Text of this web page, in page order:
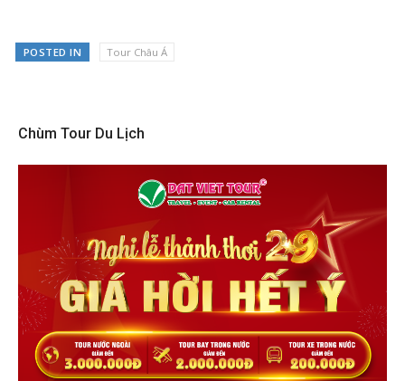
POSTED IN Tour Châu Á
Chùm Tour Du Lịch